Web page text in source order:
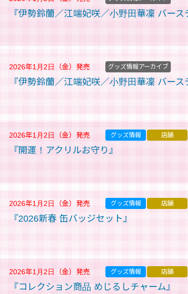
『伊勢鈴蘭／江端妃咲／小野田華凜 バース
2026年1月2日（金） 発売
『伊勢鈴蘭／江端妃咲／小野田華凜 バース
グッズ情報アーカイブ
2026年1月2日（金） 発売
『開運！アクリルお守り』
グッズ情報 店舗
2026年1月2日（金） 発売
『2026新春 缶バッジセット』
グッズ情報 店舗
2026年1月2日（金） 発売
『コレクション商品 めじるしチャーム』
グッズ情報 店舗